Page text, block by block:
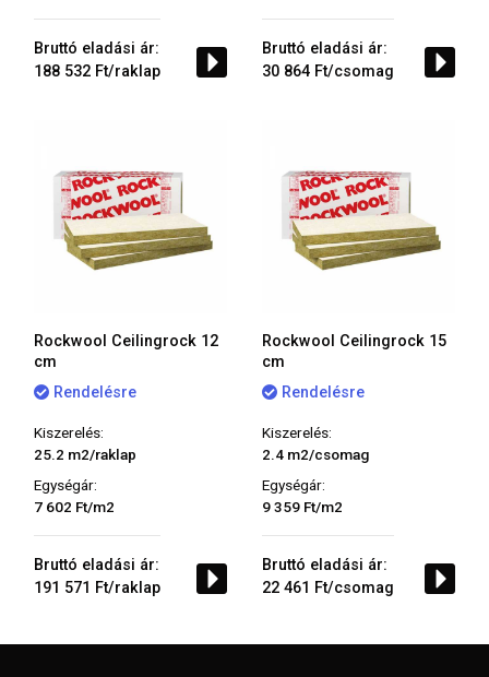
Bruttó eladási ár:
188 532 Ft/raklap
Bruttó eladási ár:
30 864 Ft/csomag
Rockwool Ceilingrock 12
cm
Rendelésre
Kiszerelés:
25.2 m2/raklap
Egységár:
7 602 Ft/m2
Bruttó eladási ár:
191 571 Ft/raklap
Rockwool Ceilingrock 15
cm
Rendelésre
Kiszerelés:
2.4 m2/csomag
Egységár:
9 359 Ft/m2
Bruttó eladási ár:
22 461 Ft/csomag